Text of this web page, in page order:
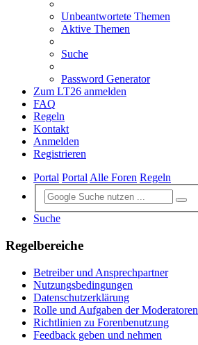
Unbeantwortete Themen
Aktive Themen
Suche
Password Generator
Zum LT26 anmelden
FAQ
Regeln
Kontakt
Anmelden
Registrieren
Portal PortalAlle Foren Regeln
Suche
Regelbereiche
Betreiber und Ansprechpartner
Nutzungsbedingungen
Datenschutzerklärung
Rolle und Aufgaben der Moderatoren
Richtlinien zu Forenbenutzung
Feedback geben und nehmen